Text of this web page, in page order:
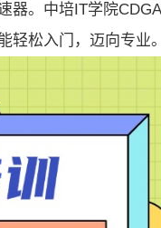
器。中培IT学院
轻松入门，迈向专业